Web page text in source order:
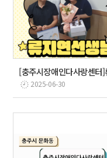
2025-06-30